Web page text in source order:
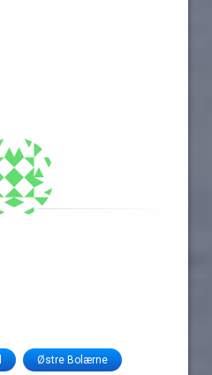
Østre Bolærne